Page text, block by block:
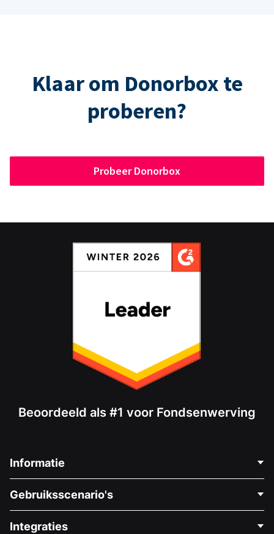
Klaar om Donorbox te
proberen?
Probeer Donorbox
Beoordeeld als #1 voor Fondsenwerving
Informatie
Over Ons
Gebruiksscenario's
Integraties